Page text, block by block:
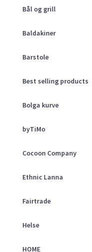
Bål og grill
Baldakiner
Barstole
Best selling products
Bolga kurve
byTiMo
Cocoon Company
Ethnic Lanna
Fairtrade
Helse
HOME